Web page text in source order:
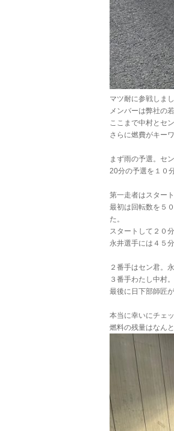
マツ耐に参戦しまし
メンバーは弊社の
ここまで中村とセ
さらに燃費がキー
まず雨の予選。セ
20分の予選を１０
第一走者はスター
最初は回転数を５
た。
スタートして２０
永井選手には４５
２番手はセン君。
３番手わたし中村
最後に日下部師匠
本当に幸いにチェ
燃料の残量はなん